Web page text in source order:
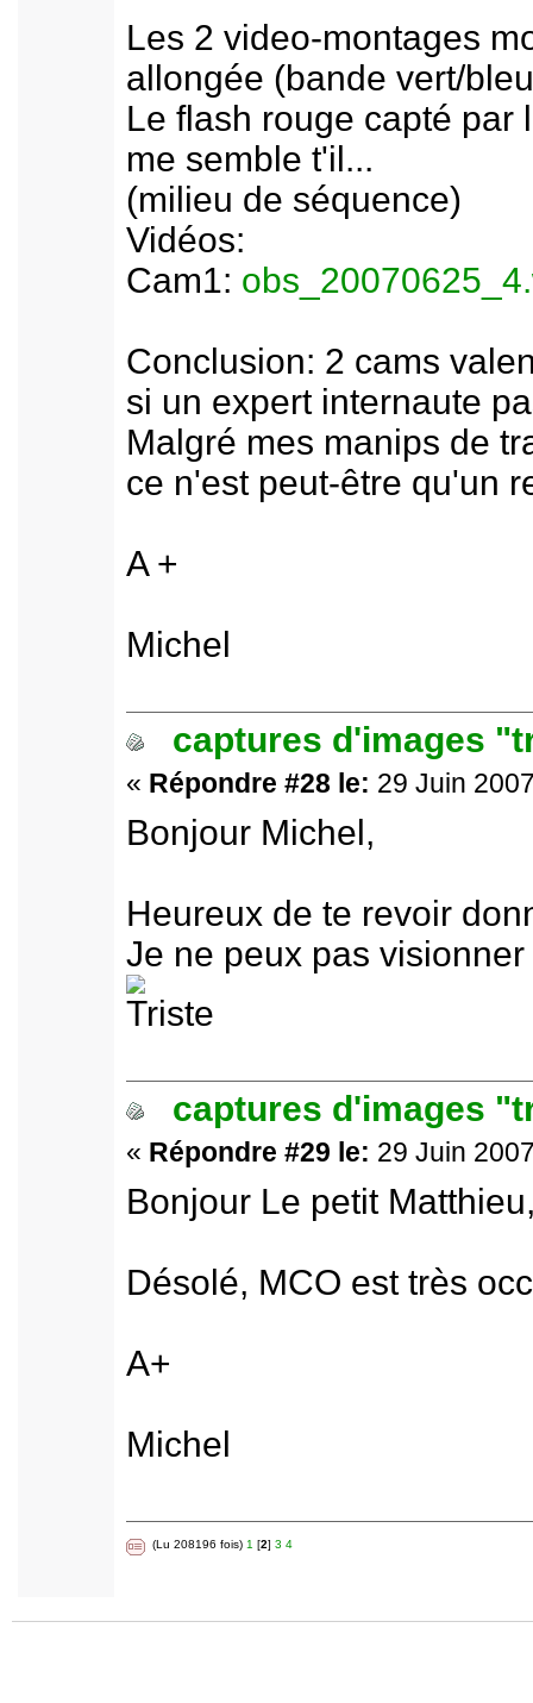
Les 2 video-montages
allongée (bande vert/
Le flash rouge capté par
me semble t'il...
(milieu de séquence)
Vidéos:
Cam1:
Conclusion: 2 cams
si un expert internaute
Malgré mes manips de
ce n'est peut-être qu'un
A +
Michel
captures d'images
« Répondre #28 le: 29 Juin
Bonjour Michel,
Heureux de te revoir
Je ne peux pas
captures d'images
« Répondre #29 le: 29 Juin
Bonjour Le petit
Désolé, MCO est très
A+
Michel
(Lu 208196 fois) 1 [2] 3 4